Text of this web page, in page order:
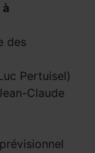
des
Pertuisel)
Claude